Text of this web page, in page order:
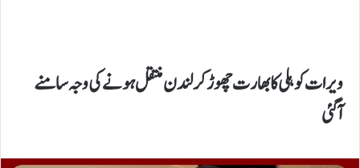
ویرات کوہلی کا بھارت چھوڑ کر لندن منتقل ہونے کی وجہ سامنے
آگئی